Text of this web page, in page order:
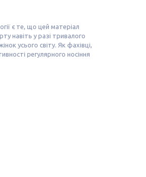
є те, що цей матеріал
навіть у разі тривалого
усього світу. Як фахівці,
регулярного носіння